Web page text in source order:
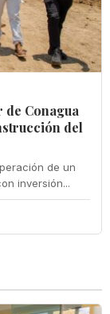
Conagua
del
de un
inversión...